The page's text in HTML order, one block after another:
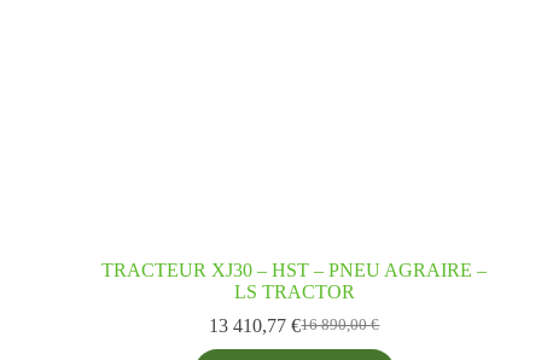
TRACTEUR XJ30 – HST – PNEU AGRAIRE –
LS TRACTOR
16 890,00€
13 410,77€